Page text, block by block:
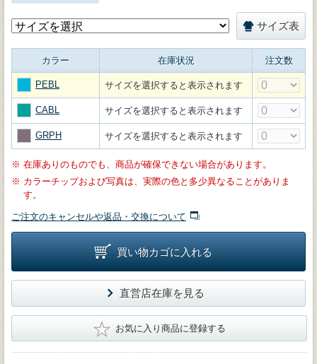
サイズ表
カラー 在庫状況 注文数
PEBL サイズを選択すると表示されます
CABL サイズを選択すると表示されます
GRPH サイズを選択すると表示されます
※ 在庫ありのものでも、商品が確保できない場合があります。
※ カラーチップおよび写真は、実際の色と多少異なることがありま
す。
ご注文のキャンセルや返品・交換について
買い物カゴに入れる
直営店在庫を見る
★ お気に入り商品に登録する